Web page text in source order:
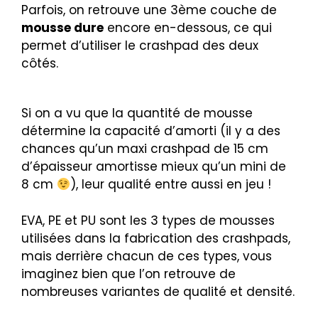
Parfois, on retrouve une 3ème couche de
mousse dure encore en-dessous, ce qui
permet d’utiliser le crashpad des deux
côtés.
Si on a vu que la quantité de mousse
détermine la capacité d’amorti (il y a des
chances qu’un maxi crashpad de 15 cm
d’épaisseur amortisse mieux qu’un mini de
8 cm
), leur qualité entre aussi en jeu !
EVA, PE et PU sont les 3 types de mousses
utilisées dans la fabrication des crashpads,
mais derrière chacun de ces types, vous
imaginez bien que l’on retrouve de
nombreuses variantes de qualité et densité.